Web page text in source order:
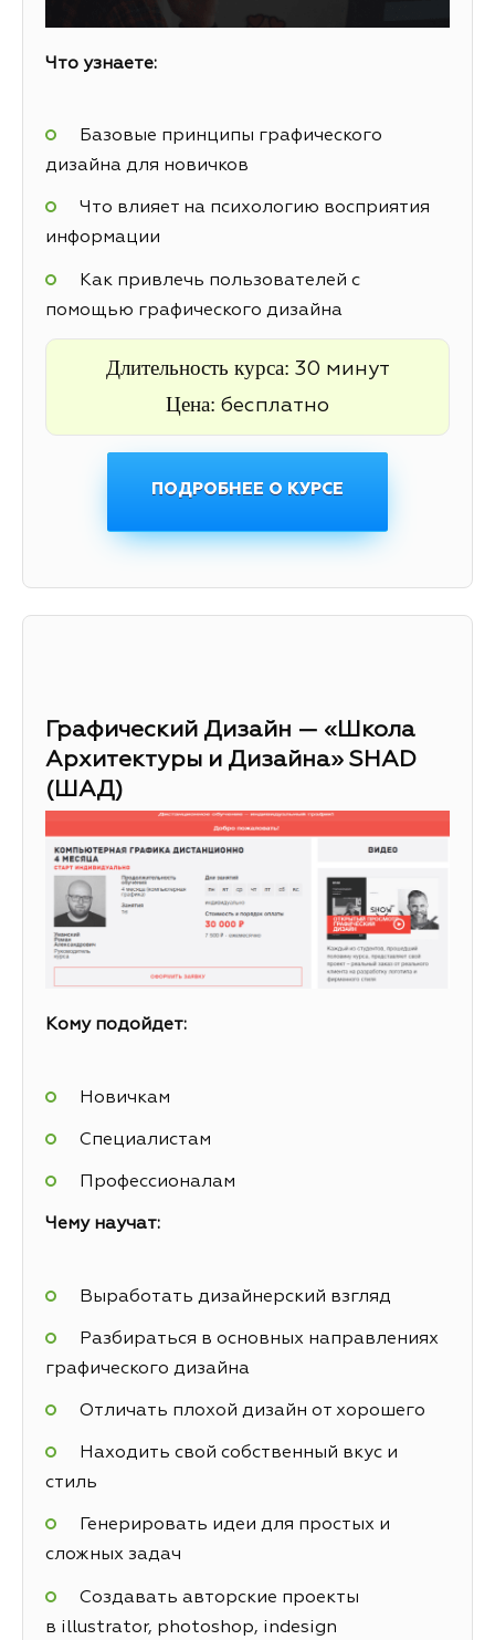
Что узнаете:
Базовые принципы графического
дизайна для новичков
Что влияет на психологию восприятия
информации
Как привлечь пользователей с
помощью графического дизайна
Длительность курса: 30 минут
Цена: бесплатно
ПОДРОБНЕЕ О КУРСЕ
Графический Дизайн — «Школа
Архитектуры и Дизайна» SHAD
(ШАД)
Кому подойдет:
Новичкам
Специалистам
Профессионалам
Чему научат:
Выработать дизайнерский взгляд
Разбираться в основных направлениях
графического дизайна
Отличать плохой дизайн от хорошего
Находить свой собственный вкус и
стиль
Генерировать идеи для простых и
сложных задач
Создавать авторские проекты
в illustrator, photoshop, indesign